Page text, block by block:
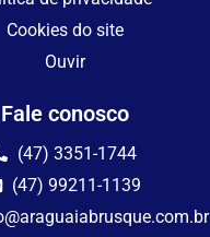
Cookies do site
Ouvir
Fale conosco
(47) 3351-1744
(47) 99211-1139